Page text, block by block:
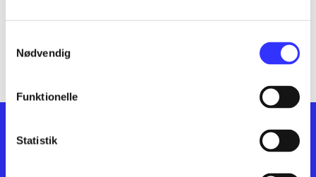
Nødvendig
Funktionelle
Statistik
lorem ipsum dolor sit amet ...